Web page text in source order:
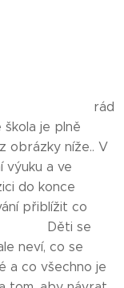
děti,
je plně
obrázky níže.. V
výuku a ve
do konce
přiblížit co
Děti se
neví, co se
a co všechno je